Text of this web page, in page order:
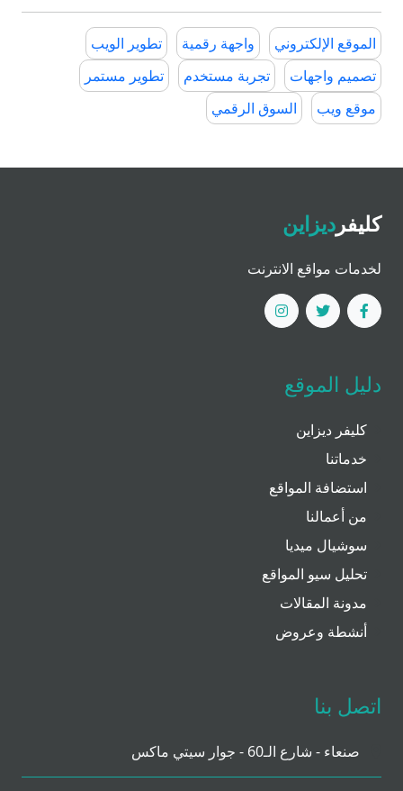
الموقع الإلكتروني واجهة رقمية
تطوير الويب
تصميم واجهات
تجربة مستخدم
تطوير مستمر
موقع ويب
السوق الرقمي
كليفرديزاين
لخدمات مواقع الانترنت
دليل الموقع
كليفر ديزاين
خدماتنا
استضافة المواقع
من أعمالنا
سوشيال ميديا
تحليل سيو المواقع
مدونة المقالات
أنشطة وعروض
اتصل بنا
صنعاء - شارع الـ60 - جوار سيتي ماكس